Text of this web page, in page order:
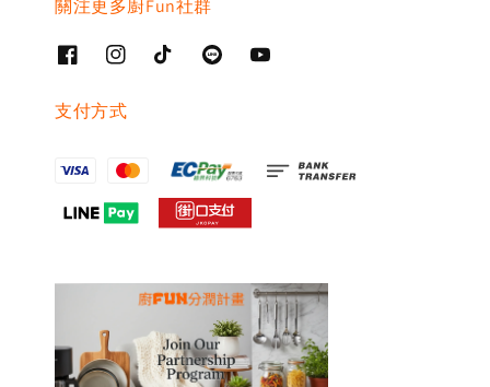
關注更多廚Fun社群
支付方式